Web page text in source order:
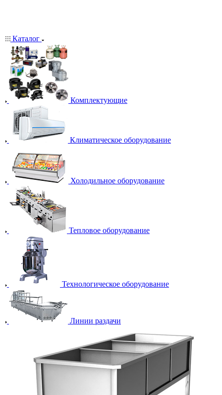
Каталог
Комплектующие
Климатическое оборудование
Холодильное оборудование
Тепловое оборудование
Технологическое оборудование
Линии раздачи